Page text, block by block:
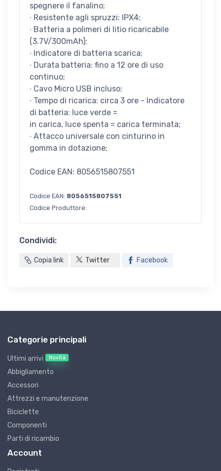
spegnere il fanalino;
∙ Resistente agli spruzzi: IPX4;
∙ Batteria a polimeri di litio ricaricabile
(3.7V/300mAh);
∙ Indicatore di batteria scarica;
∙ Durata batteria: fino a 12 ore di uso
continuo;
∙ Cavo Micro USB incluso;
∙ Tempo di ricarica: circa 3 ore - Indicatore
di batteria: luce verde =
in carica, luce spenta = carica terminata;
∙ Attacco universale con cinturino in
gomma in dotazione;
Codice EAN: 8056515807551
Codice EAN: 8056515807551
Codice Produttore:
Condividi:
Copia link Twitter Facebook
Categorie principali
Ultimi arrivi Novità
Abbigliamento
Accessori
Attrezzi e manutenzione
Biciclette
Componenti
Parti di ricambio
Account